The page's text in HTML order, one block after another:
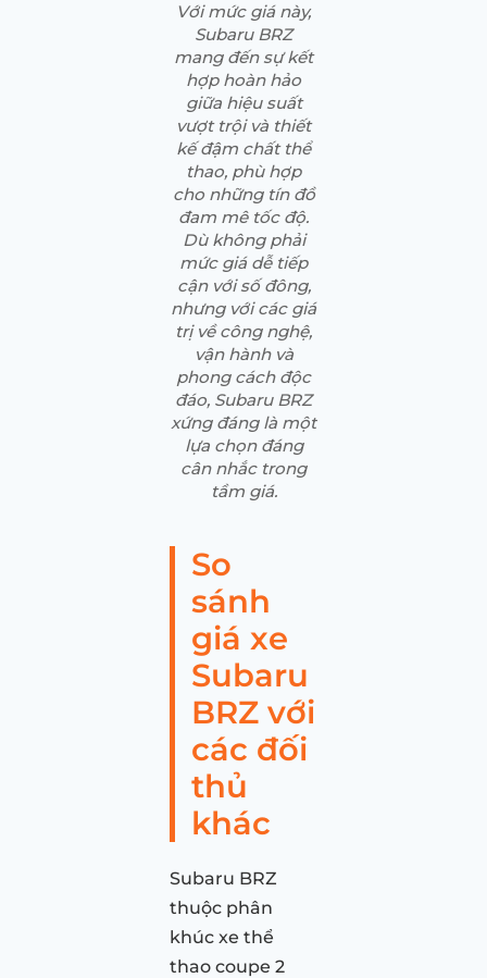
Với mức giá này,
Subaru BRZ
mang đến sự kết
hợp hoàn hảo
giữa hiệu suất
vượt trội và thiết
kế đậm chất thể
thao, phù hợp
cho những tín đồ
đam mê tốc độ.
Dù không phải
mức giá dễ tiếp
cận với số đông,
nhưng với các giá
trị về công nghệ,
vận hành và
phong cách độc
đáo, Subaru BRZ
xứng đáng là một
lựa chọn đáng
cân nhắc trong
tầm giá.
So
sánh
giá xe
Subaru
BRZ với
các đối
thủ
khác
Subaru BRZ
thuộc phân
khúc xe thể
thao coupe 2